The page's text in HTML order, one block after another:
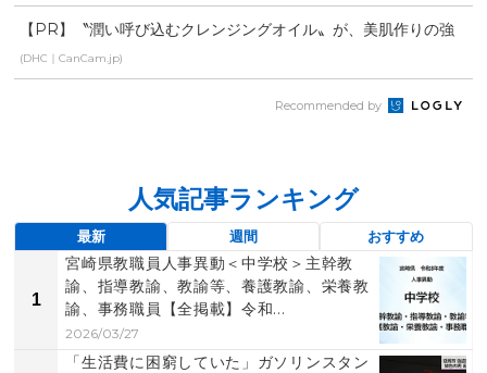
【PR】〝潤い呼び込むクレンジングオイル〟が、美肌作りの強
い味方！
(DHC｜CanCam.jp)
Recommended by
人気記事ランキング
最新 週間 おすすめ
1
宮崎県教職員人事異動＜中学校＞主幹教
諭、指導教諭、教諭等、養護教諭、栄養教
諭、事務職員【全掲載】令和...
2026/03/27
「生活費に困窮していた」ガソリンスタン